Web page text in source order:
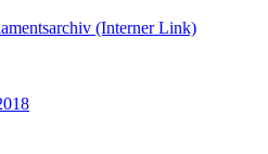
(Interner Link)